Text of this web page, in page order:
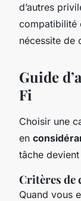
d’autres
compatibilité
nécessite de
Guide
Fi
Choisir une
en
tâche
Critères de
Quand vous